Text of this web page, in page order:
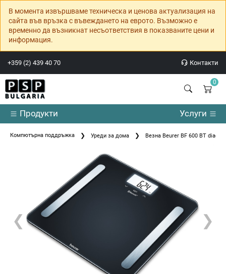
В момента извършваме техническа и ценова актуализация на
сайта във връзка с въвеждането на еврото. Възможно е
временно да възникнат несъответствия в показваните цени и
информация.
+359 (2) 439 40 70 Контакти
0
Продукти Услуги
Компютърна поддръжка Уреди за дома Везна Beurer BF 600 BT
❮ ❯